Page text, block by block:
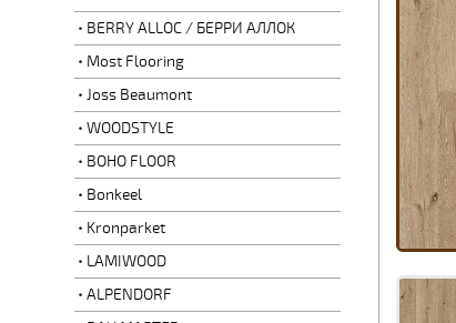
BERRY ALLOC / БЕРРИ АЛЛОК
Most Flooring
Joss Beaumont
WOODSTYLE
BOHO FLOOR
Bonkeel
Kronparket
LAMIWOOD
ALPENDORF